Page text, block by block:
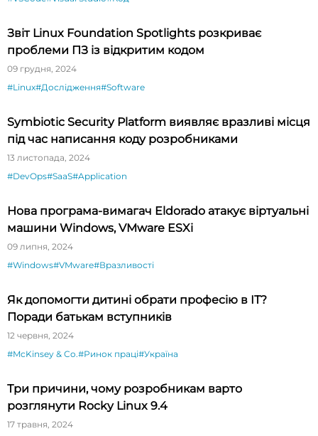
Звіт Linux Foundation Spotlights розкриває
проблеми ПЗ із відкритим кодом
09 грудня, 2024
#Linux#Дослідження#Software
Symbiotic Security Platform виявляє вразливі місця
під час написання коду розробниками
13 листопада, 2024
#DevOps#SaaS#Application
Нова програма-вимагач Eldorado атакує віртуальні
машини Windows, VMware ESXi
09 липня, 2024
#Windows#VMware#Вразливості
Як допомогти дитині обрати професію в ІТ?
Поради батькам вступників
12 червня, 2024
#McKinsey & Co.#Ринок праці#Україна
Три причини, чому розробникам варто
розглянути Rocky Linux 9.4
17 травня, 2024